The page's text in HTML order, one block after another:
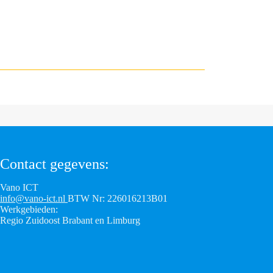
Contact gegevens:
Vano ICT
info@vano-ict.nl BTW Nr: 226016213B01
Werkgebieden:
Regio Zuidoost Brabant en Limburg